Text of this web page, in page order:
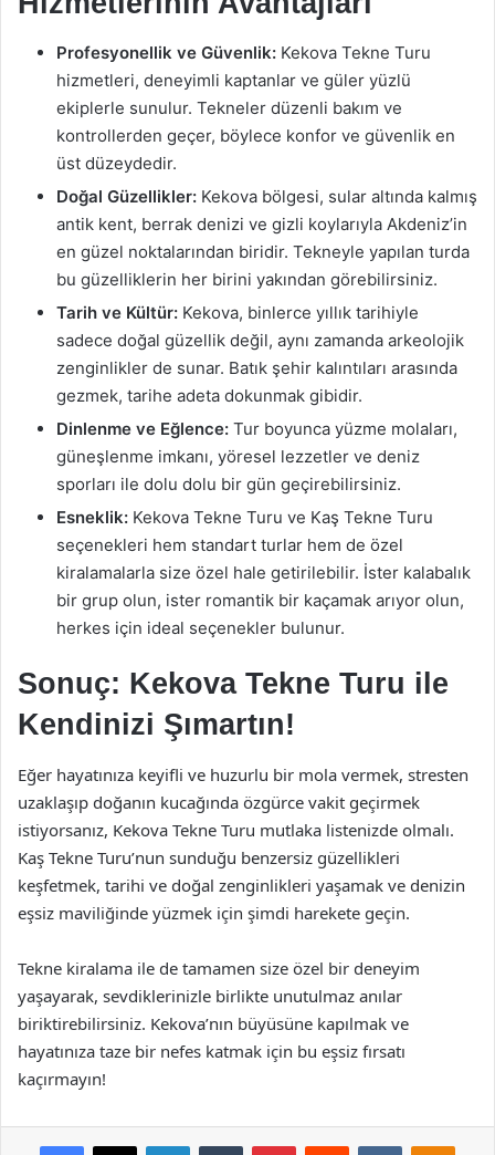
Profesyonellik ve Güvenlik: Kekova Tekne Turu
hizmetleri, deneyimli kaptanlar ve güler yüzlü
ekiplerle sunulur. Tekneler düzenli bakım ve
kontrollerden geçer, böylece konfor ve güvenlik en
üst düzeydedir.
Doğal Güzellikler: Kekova bölgesi, sular altında kalmış
antik kent, berrak denizi ve gizli koylarıyla Akdeniz’in
en güzel noktalarından biridir. Tekneyle yapılan turda
bu güzelliklerin her birini yakından görebilirsiniz.
Tarih ve Kültür: Kekova, binlerce yıllık tarihiyle
sadece doğal güzellik değil, aynı zamanda arkeolojik
zenginlikler de sunar. Batık şehir kalıntıları arasında
gezmek, tarihe adeta dokunmak gibidir.
Dinlenme ve Eğlence: Tur boyunca yüzme molaları,
güneşlenme imkanı, yöresel lezzetler ve deniz
sporları ile dolu dolu bir gün geçirebilirsiniz.
Esneklik: Kekova Tekne Turu ve Kaş Tekne Turu
seçenekleri hem standart turlar hem de özel
kiralamalarla size özel hale getirilebilir. İster kalabalık
bir grup olun, ister romantik bir kaçamak arıyor olun,
herkes için ideal seçenekler bulunur.
Sonuç: Kekova Tekne Turu ile
Kendinizi Şımartın!
Eğer hayatınıza keyifli ve huzurlu bir mola vermek, stresten
uzaklaşıp doğanın kucağında özgürce vakit geçirmek
istiyorsanız, Kekova Tekne Turu mutlaka listenizde olmalı.
Kaş Tekne Turu’nun sunduğu benzersiz güzellikleri
keşfetmek, tarihi ve doğal zenginlikleri yaşamak ve denizin
eşsiz maviliğinde yüzmek için şimdi harekete geçin.
Tekne kiralama ile de tamamen size özel bir deneyim
yaşayarak, sevdiklerinizle birlikte unutulmaz anılar
biriktirebilirsiniz. Kekova’nın büyüsüne kapılmak ve
hayatınıza taze bir nefes katmak için bu eşsiz fırsatı
kaçırmayın!
Facebook
X LinkedInTumblr PinterestReddit VKontakte